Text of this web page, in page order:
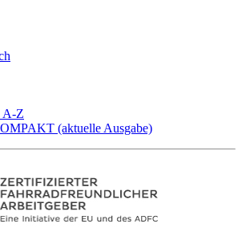
A-Z
(aktuelle Ausgabe)